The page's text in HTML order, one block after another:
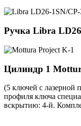
Ручка Libra
Цилиндр 1
(5 ключей с лазерной
профиля ключа
вскрытию: 4-й.